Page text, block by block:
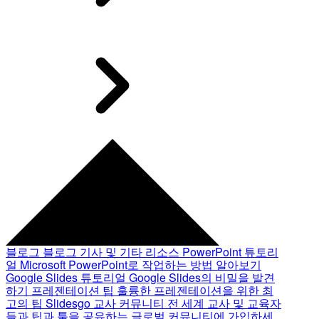
블로그 블로그 기사 및 기타 리소스 PowerPoint 튜토리
얼 Microsoft PowerPoint로 작업하는 방법 알아보기
Google Slides 튜토리얼 Google Slides의 비밀을 발견
하기 프레젠테이션 팁 훌륭한 프레젠테이션을 위한 최
고의 팁 Slidesgo 교사 커뮤니티 전 세계 교사 및 교육자